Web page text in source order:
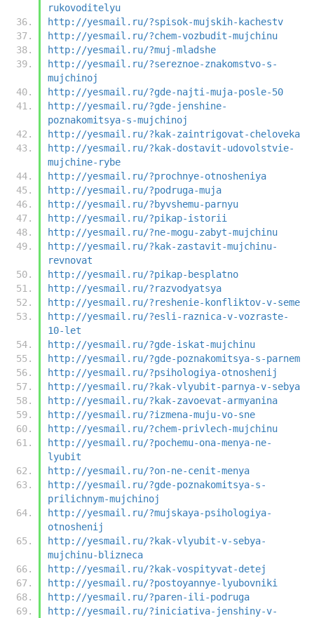
rukovoditelyu
http://yesmail.ru/?spisok-mujskih-kachestv
http://yesmail.ru/?chem-vozbudit-mujchinu
http://yesmail.ru/?muj-mladshe
http://yesmail.ru/?sereznoe-znakomstvo-s-
mujchinoj
http://yesmail.ru/?gde-najti-muja-posle-50
http://yesmail.ru/?gde-jenshine-
poznakomitsya-s-mujchinoj
http://yesmail.ru/?kak-zaintrigovat-cheloveka
http://yesmail.ru/?kak-dostavit-udovolstvie-
mujchine-rybe
http://yesmail.ru/?prochnye-otnosheniya
http://yesmail.ru/?podruga-muja
http://yesmail.ru/?byvshemu-parnyu
http://yesmail.ru/?pikap-istorii
http://yesmail.ru/?ne-mogu-zabyt-mujchinu
http://yesmail.ru/?kak-zastavit-mujchinu-
revnovat
http://yesmail.ru/?pikap-besplatno
http://yesmail.ru/?razvodyatsya
http://yesmail.ru/?reshenie-konfliktov-v-seme
http://yesmail.ru/?esli-raznica-v-vozraste-
10-let
http://yesmail.ru/?gde-iskat-mujchinu
http://yesmail.ru/?gde-poznakomitsya-s-parnem
http://yesmail.ru/?psihologіya-otnoshenij
http://yesmail.ru/?kak-vlyubit-parnya-v-sebya
http://yesmail.ru/?kak-zavoevat-armyanina
http://yesmail.ru/?izmena-muju-vo-sne
http://yesmail.ru/?chem-privlech-mujchinu
http://yesmail.ru/?pochemu-ona-menya-ne-
lyubit
http://yesmail.ru/?on-ne-cenit-menya
http://yesmail.ru/?gde-poznakomitsya-s-
prilichnym-mujchinoj
http://yesmail.ru/?mujskaya-psihologiya-
otnoshenij
http://yesmail.ru/?kak-vlyubit-v-sebya-
mujchinu-blizneca
http://yesmail.ru/?kak-vospityvat-detej
http://yesmail.ru/?postoyannye-lyubovniki
http://yesmail.ru/?paren-ili-podruga
http://yesmail.ru/?iniciativa-jenshiny-v-